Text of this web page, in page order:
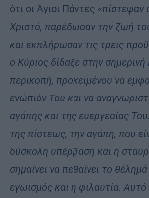
ότι οι Άγιοι Πάντες «πίστεψαν
Χριστό, παρέδωσαν την ζωή
και εκπλήρωσαν τις τρεις
ο Κύριος δίδαξε στην σημερινή
περικοπή, προκειμένου να
ενώπιόν Του και να
αγάπης και της ευεργεσίας
της πίστεως, την αγάπη, που
δύσκολη υπέρβαση και η
σημαίνει να πεθαίνει το
εγωισμός και η φιλαυτία. Αυτό